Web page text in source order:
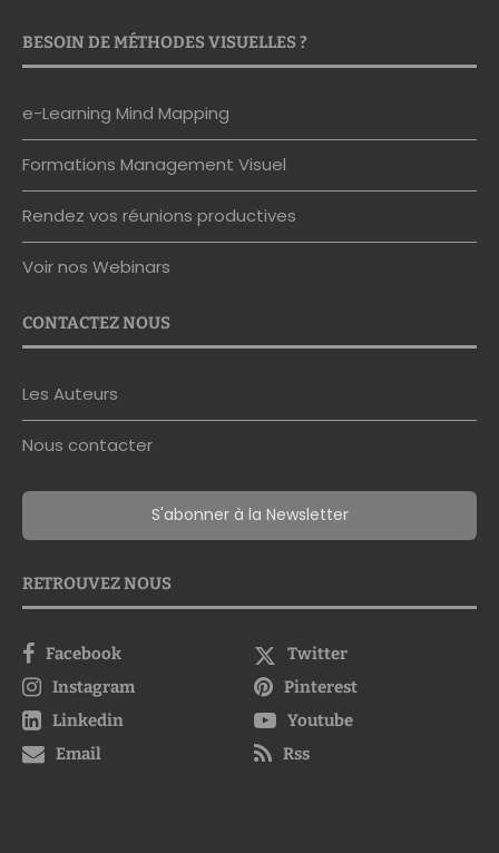
BESOIN DE MÉTHODES VISUELLES ?
e-Learning Mind Mapping
Formations Management Visuel
Rendez vos réunions productives
Voir nos Webinars
CONTACTEZ NOUS
Les Auteurs
Nous contacter
S'abonner à la Newsletter
RETROUVEZ NOUS
Facebook
Twitter
Instagram
Pinterest
Linkedin
Youtube
Email
Rss